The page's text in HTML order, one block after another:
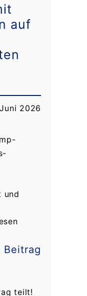
auf
2026
und
Beitrag
teilt!